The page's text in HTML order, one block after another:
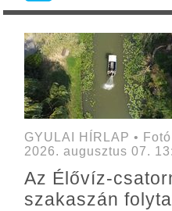
GYULAI HÍRLAP •
2026. augusztus 07.
Az Élővíz-
szakaszán